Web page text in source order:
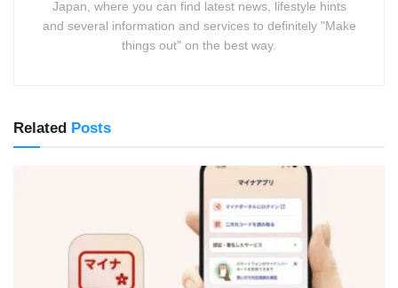
Japan, where you can find latest news, lifestyle hints
and several information and services to definitely "Make
things out" on the best way.
Related Posts